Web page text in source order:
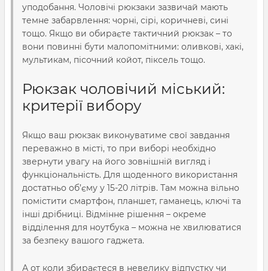
уподобання. Чоловічі рюкзаки зазвичай мають
темне забарвлення: чорні, сірі, коричневі, сині
тощо. Якщо ви обираєте тактичний рюкзак – то
вони повинні бути малопомітними: оливкові, хакі,
мультикам, пісочний койот, піксель тощо.
Рюкзак чоловічий міський:
критерії вибору
Якщо ваш рюкзак виконуватиме свої завдання
переважно в місті, то при виборі необхідно
звернути увагу на його зовнішній вигляд і
функціональність. Для щоденного використання
достатньо об’єму у 15-20 літрів. Там можна вільно
помістити смартфон, планшет, гаманець, ключі та
інші дрібниці. Відмінне рішення – окреме
відділення для ноутбука – можна не хвилюватися
за безпеку вашого гаджета.
А от коли збираєтеся в невелику відпустку чи